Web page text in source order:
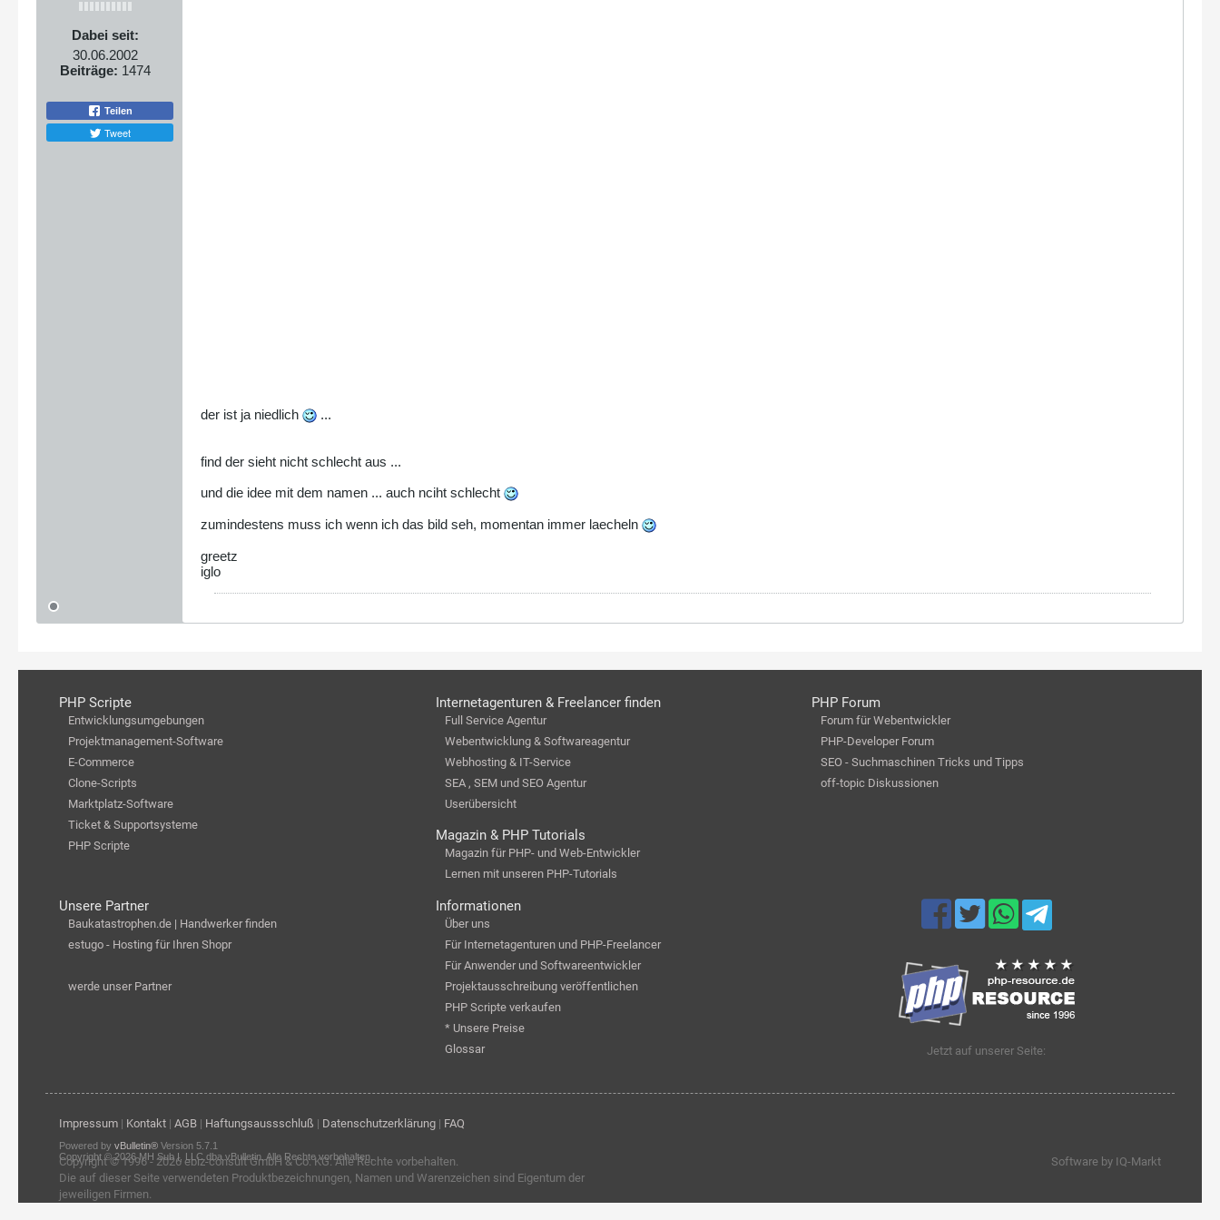
Dabei seit:
30.06.2002
Beiträge: 1474
Teilen
Tweet
der ist ja niedlich ...
find der sieht nicht schlecht aus ...
und die idee mit dem namen ... auch nciht schlecht
zumindestens muss ich wenn ich das bild seh, momentan immer laecheln
greetz
iglo
PHP Scripte
Entwicklungsumgebungen
Projektmanagement-Software
E-Commerce
Clone-Scripts
Marktplatz-Software
Ticket & Supportsysteme
PHP Scripte
Internetagenturen & Freelancer finden
Full Service Agentur
Webentwicklung & Softwareagentur
Webhosting & IT-Service
SEA , SEM und SEO Agentur
Userübersicht
Magazin & PHP Tutorials
Magazin für PHP- und Web-Entwickler
Lernen mit unseren PHP-Tutorials
PHP Forum
Forum für Webentwickler
PHP-Developer Forum
SEO - Suchmaschinen Tricks und Tipps
off-topic Diskussionen
Unsere Partner
Baukatastrophen.de | Handwerker finden
estugo - Hosting für Ihren Shopr
werde unser Partner
Informationen
Über uns
Für Internetagenturen und PHP-Freelancer
Für Anwender und Softwareentwickler
Projektausschreibung veröffentlichen
PHP Scripte verkaufen
* Unsere Preise
Glossar
Jetzt auf unserer Seite:
Impressum| Kontakt| AGB| Haftungsaussschluß | Datenschutzerklärung| FAQ
Copyright © 1996 - 2026 ebiz-consult GmbH & Co. KG. Alle Rechte vorbehalten.
Die auf dieser Seite verwendeten Produktbezeichnungen, Namen und Warenzeichen sind Eigentum der
jeweiligen Firmen.
Software by IQ-Markt
Powered by vBulletin®Version 5.7.1
Copyright © 2026 MH Sub I, LLC dba vBulletin. Alle Rechte vorbehalten.